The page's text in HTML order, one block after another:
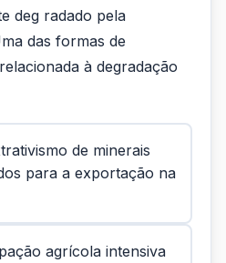
deg radado pela
das formas de
à degradação
de minerais
para a exportação na
agrícola intensiva